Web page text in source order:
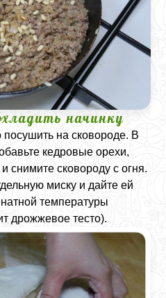
начинку
на сковороде. В
кедровые орехи,
снимите сковороду с огня.
миску и дайте ей
температуры
дрожжевое тесто).